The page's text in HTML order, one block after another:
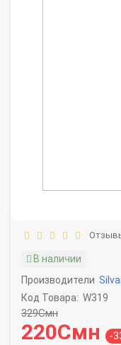
В наличии
Производители
Код Товара: W319
329Смн
220Смн -